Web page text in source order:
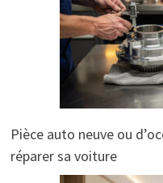
Pièce auto neuve ou
réparer sa voiture